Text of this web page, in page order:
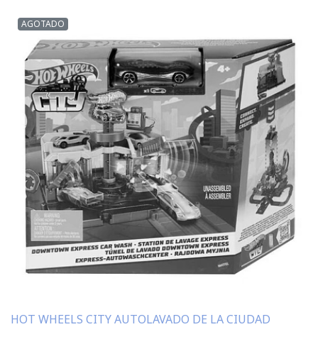
AGOTADO
HOT WHEELS CITY AUTOLAVADO DE LA CIUDAD